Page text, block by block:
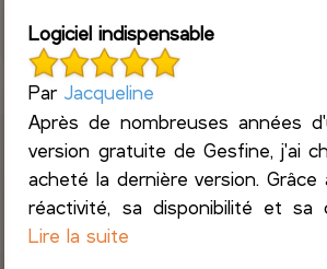
Logiciel indispensable
Par Jacqueline
Après de nombreuses années
version gratuite de Gesfine, j'ai
acheté la dernière version. Grâce
réactivité, sa disponibilité et sa
Lire la suite